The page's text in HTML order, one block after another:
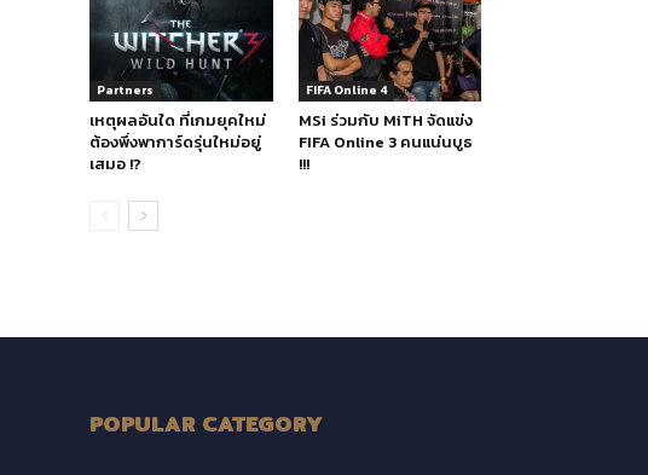
Partners
เหตุผลอันใด ที่เกมยุคใหม่
ต้องพึ่งพาการ์ดรุ่นใหม่อยู่
เสมอ !?
FIFA Online 4
MSi ร่วมกับ MiTH จัดแข่ง
FIFA Online 3 คนแน่นบูธ
!!!
POPULAR CATEGORY